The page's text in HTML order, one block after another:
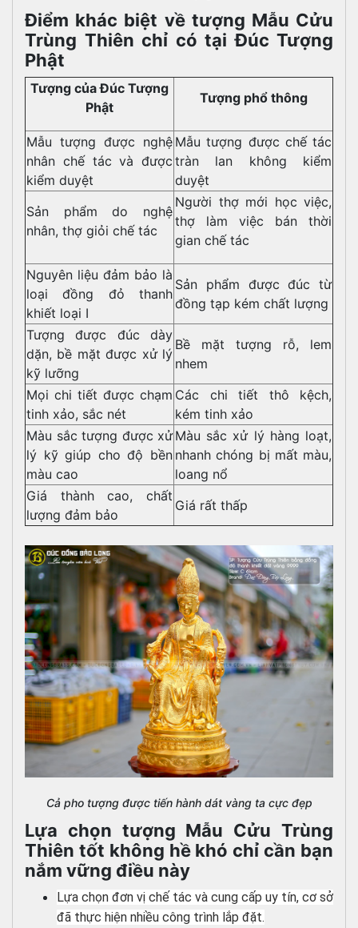
Điểm khác biệt về tượng Mẫu Cửu
Trùng Thiên chỉ có tại Đúc Tượng
Phật
Tượng của Đúc Tượng
Phật
Tượng phổ thông
Mẫu tượng được nghệ
nhân chế tác và được
kiểm duyệt
Mẫu tượng được chế tác
tràn lan không kiểm
duyệt
Sản phẩm do nghệ
nhân, thợ giỏi chế tác
Người thợ mới học việc,
thợ làm việc bán thời
gian chế tác
Nguyên liệu đảm bảo là
loại đồng đỏ thanh
khiết loại I
Sản phẩm được đúc từ
đồng tạp kém chất lượng
Tượng được đúc dày
dặn, bề mặt được xử lý
kỹ lưỡng
Bề mặt tượng rỗ, lem
nhem
Mọi chi tiết được chạm
tinh xảo, sắc nét
Các chi tiết thô kệch,
kém tinh xảo
Màu sắc tượng được xử
lý kỹ giúp cho độ bền
màu cao
Màu sắc xử lý hàng loạt,
nhanh chóng bị mất màu,
loang nổ
Giá thành cao, chất
lượng đảm bảo
Giá rất thấp
Cả pho tượng được tiến hành dát vàng ta cực đẹp
Lựa chọn tượng Mẫu Cửu Trùng
Thiên tốt không hề khó chỉ cần bạn
nắm vững điều này
Lựa chọn đơn vị chế tác và cung cấp uy tín, cơ sở
đã thực hiện nhiều công trình lắp đặt.